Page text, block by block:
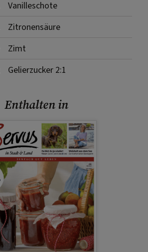
Vanilleschote
Zitronensäure
Zimt
Gelierzucker 2:1
Enthalten in